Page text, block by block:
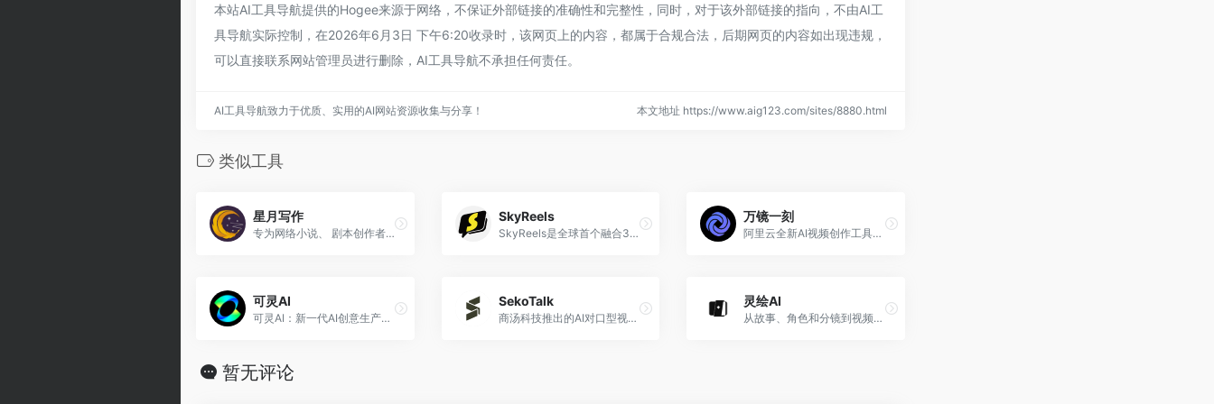
本站AI工具导航提供的Hogee来源于网络，不保证外部链接的准确性和完整性，同时，对于该外部链接的指向，不由AI工
具导航实际控制，在2026年6月3日 下午6:20收录时，该网页上的内容，都属于合规合法，后期网页的内容如出现违规，
可以直接联系网站管理员进行删除，AI工具导航不承担任何责任。
AI工具导航致力于优质、实用的AI网站资源收集与分享！ 本文地址 https://www.aig123.com/sites/8880.html
类似工具
星月写作
专为网络小说、 剧本创作者打造的AI增效工具
SkyReels
SkyReels是全球首个融合3D引擎与生成式AI的AI视频创作平台
万镜一刻
阿里云全新AI视频创作工具，万镜生辉，一刻成片
可灵AI
可灵AI：新一代AI创意生产力平台
SekoTalk
商汤科技推出的AI对口型视频创作工具
灵绘AI
从故事、角色和分镜到视频成片的一站式AI创作平台
暂无评论